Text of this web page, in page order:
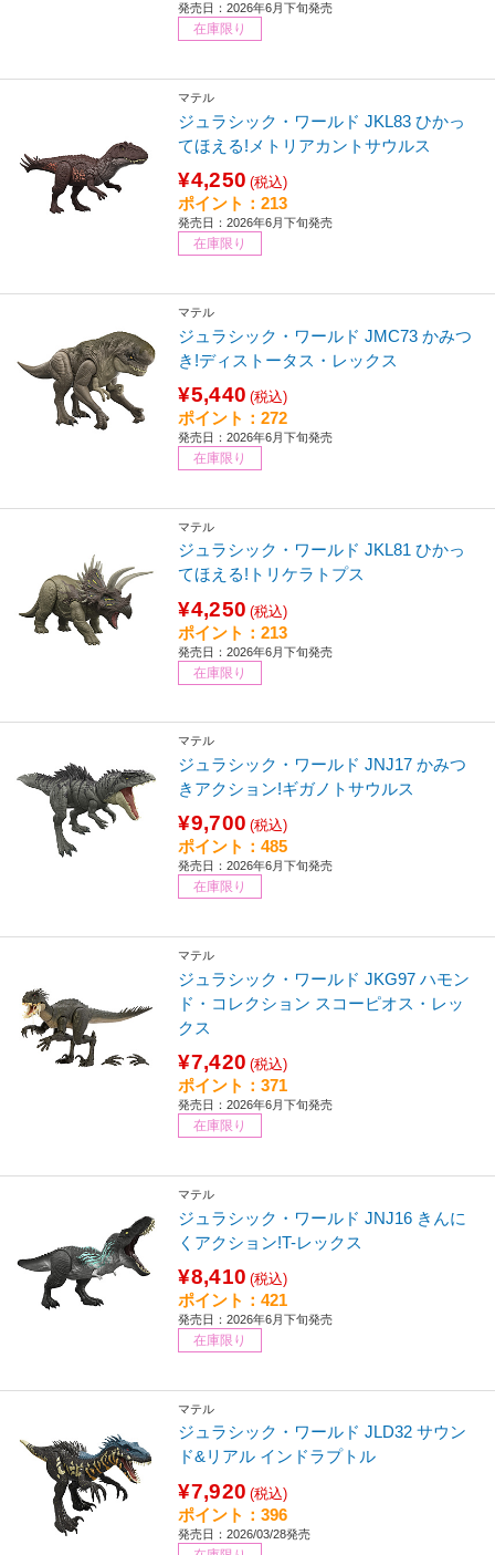
発売日：2026年6月下旬発売
在庫限り
マテル
ジュラシック・ワールド JKL83 ひかっ
てほえる!メトリアカントサウルス
¥4,250 (税込)
ポイント：213
発売日：2026年6月下旬発売
在庫限り
マテル
ジュラシック・ワールド JMC73 かみつ
き!ディストータス・レックス
¥5,440 (税込)
ポイント：272
発売日：2026年6月下旬発売
在庫限り
マテル
ジュラシック・ワールド JKL81 ひかっ
てほえる!トリケラトプス
¥4,250 (税込)
ポイント：213
発売日：2026年6月下旬発売
在庫限り
マテル
ジュラシック・ワールド JNJ17 かみつ
きアクション!ギガノトサウルス
¥9,700 (税込)
ポイント：485
発売日：2026年6月下旬発売
在庫限り
マテル
ジュラシック・ワールド JKG97 ハモン
ド・コレクション スコーピオス・レッ
クス
¥7,420 (税込)
ポイント：371
発売日：2026年6月下旬発売
在庫限り
マテル
ジュラシック・ワールド JNJ16 きんに
くアクション!T-レックス
¥8,410 (税込)
ポイント：421
発売日：2026年6月下旬発売
在庫限り
マテル
ジュラシック・ワールド JLD32 サウン
ド&リアル インドラプトル
¥7,920 (税込)
ポイント：396
発売日：2026/03/28発売